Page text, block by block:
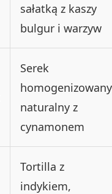
sałatką z kaszy
bulgur i warzyw
Serek
homogenizowany
naturalny z
cynamonem
Tortilla z
indykiem,